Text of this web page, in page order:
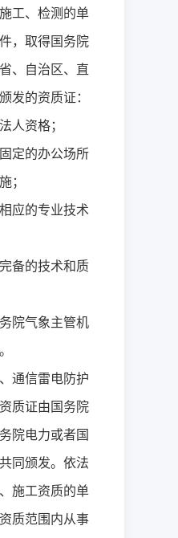
工、检测的单
，取得国务院
、自治区、直
发的资质证：
资格；
的办公场所
；
的专业技术
的技术和质
气象主管机
信雷电防护
质证由国务院
院电力或者国
同颁发。依法
施工资质的单
质范围内从事